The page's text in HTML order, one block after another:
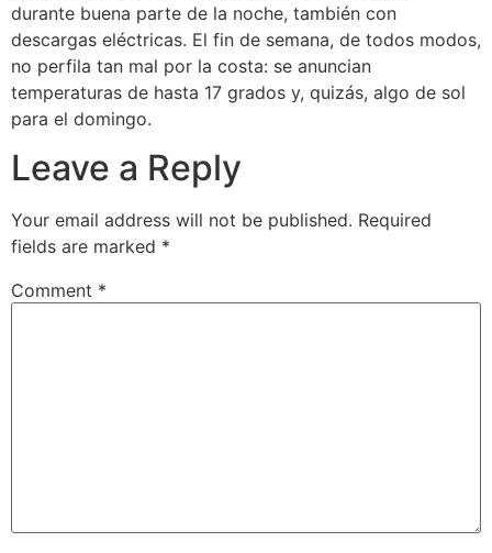
durante buena parte de la noche, también con
descargas eléctricas. El fin de semana, de todos modos,
no perfila tan mal por la costa: se anuncian
temperaturas de hasta 17 grados y, quizás, algo de sol
para el domingo.
Leave a Reply
Your email address will not be published. Required
fields are marked *
Comment *